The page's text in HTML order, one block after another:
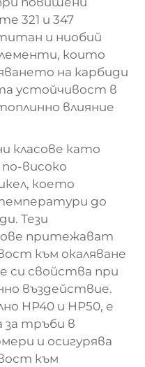
321 и 347
и ниобий
които
на карбиди
устойчивост в
влияние
класове като
по-високо
което
до
Тези
притежават
към окаляване
си свойства при
въздействие.
HP40 и HP50, е
за тръби в
и осигурява
към